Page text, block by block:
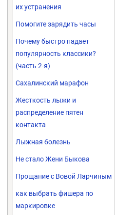
их устранения
Помогите зарядить часы
Почему быстро падает
популярность классики?
(часть 2-я)
Сахалинский марафон
Жесткость лыжи и
распределение пятен
контакта
Лыжная болезнь
Не стало Жени Быкова
Прощание с Вовой Ларчиным
как выбрать фишера по
маркировке